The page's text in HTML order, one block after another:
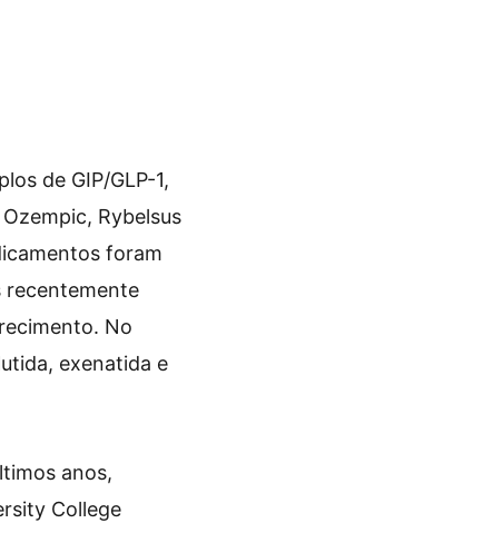
de GIP/GLP-1,
Rybelsus
foram
recentemente
No
exenatida e
anos,
College